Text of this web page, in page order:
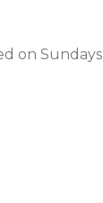
on Sundays